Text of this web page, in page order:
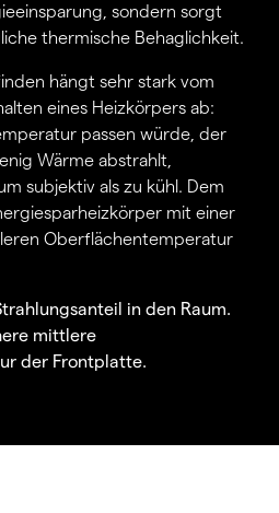
sondern sorgt
thermische Behaglichkeit.
hängt sehr stark vom
eines Heizkörpers ab:
passen würde, der
Wärme abstrahlt,
subjektiv als zu kühl. Dem
mit einer
Oberflächentemperatur
in den Raum.
mittlere
der Frontplatte.